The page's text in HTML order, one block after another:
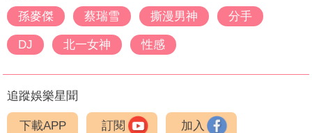
孫麥傑
蔡瑞雪 撕漫男神 分手
DJ 北一女神 性感
追蹤娛樂星聞
下載APP 訂閱 加入